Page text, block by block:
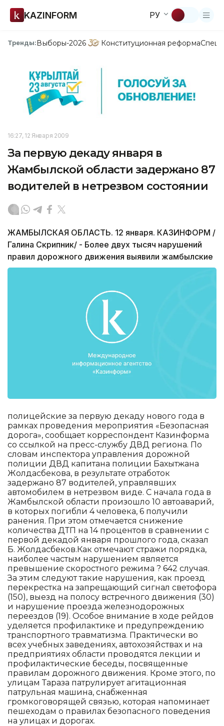
KAZINFORM РУ
Тренды:Выборы-2026 Конституционная реформа
16:27, 12 Января 2009
За первую декаду января в
Жамбылской области задержано 87
водителей в нетрезвом состоянии
ЖАМБЫЛСКАЯ ОБЛАСТЬ. 12 января. КАЗИНФОРМ /
Галина Скрипник/ - Более двух тысяч нарушений
правил дорожного движения выявили жамбылские
полицейские за первую декаду нового года в
рамках проведения мероприятия «Безопасная
дорога», сообщает корреспондент Казинформа
со ссылкой на пресс-службу ДВД региона. По
словам инспектора управления дорожной
полиции ДВД капитана полиции Бахытжана
Жолдасбекова, в результате отработок
задержано 87 водителей, управлявших
автомобилем в нетрезвом виде. С начала года в
Жамбылской области произошло 10 автоаварий,
в которых погибли 4 человека, 6 получили
ранения. При этом отмечается снижение
количества ДТП на 14 процентов в сравнении с
первой декадой января прошлого года, сказал
Б. Жолдасбеков.Как отмечают стражи порядка,
наиболее частым нарушением является
превышение скоростного режима ? 642 случая.
За этим следуют такие нарушения, как проезд
перекрестка на запрещающий сигнал светофора
(150), выезд на полосу встречного движения (30)
и нарушение проезда железнодорожных
переездов (19). Особое внимание в ходе рейдов
уделяется профилактике и предупреждению
транспортного травматизма. Практически во
всех учебных заведениях, автохозяйствах и на
предприятиях области проводятся лекции и
профилактические беседы, посвященные
правилам дорожного движения. Кроме этого, по
улицам Тараза патрулирует агитационная
патрульная машина, снабженная
громкоговорящей связью, которая напоминает
пешеходам о правилах безопасного поведения
на улицах и дорогах.